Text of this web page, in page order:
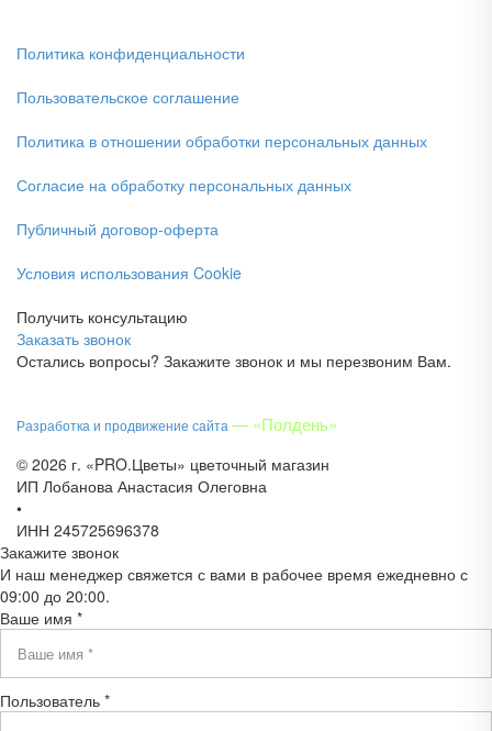
Политика конфиденциальности
Пользовательское соглашение
Политика в отношении обработки персональных данных
Согласие на обработку персональных данных
Публичный договор-оферта
Условия использования Cookie
Получить консультацию
Заказать звонок
Остались вопросы? Закажите звонок и мы перезвоним Вам.
Разработка и продвижение сайта— «Полдень»
© 2026 г. «PRO.Цветы» цветочный магазин
ИП Лобанова Анастасия Олеговна
•
ИНН 245725696378
Закажите звонок
И наш менеджер свяжется с вами в рабочее время ежедневно с
09:00 до 20:00.
Ваше имя *
Пользователь *